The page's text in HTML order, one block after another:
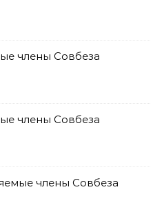
члены Совбеза
члены Совбеза
члены Совбеза